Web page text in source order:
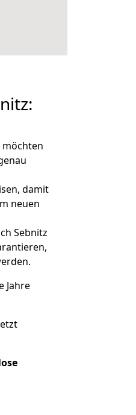
möchten
damit
neuen
Sebnitz
Jahre